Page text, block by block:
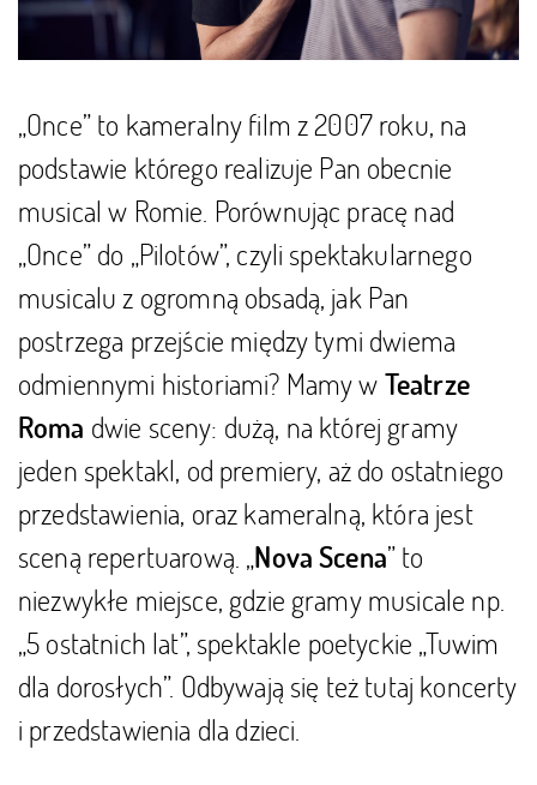
„Once” to kameralny film z 2007 roku, na
podstawie którego realizuje Pan obecnie
musical w Romie. Porównując pracę nad
„Once” do „Pilotów”, czyli spektakularnego
musicalu z ogromną obsadą, jak Pan
postrzega przejście między tymi dwiema
odmiennymi historiami? Mamy w Teatrze
Roma dwie sceny: dużą, na której gramy
jeden spektakl, od premiery, aż do ostatniego
przedstawienia, oraz kameralną, która jest
sceną repertuarową. „Nova Scena” to
niezwykłe miejsce, gdzie gramy musicale np.
„5 ostatnich lat”, spektakle poetyckie „Tuwim
dla dorosłych”. Odbywają się też tutaj koncerty
i przedstawienia dla dzieci.